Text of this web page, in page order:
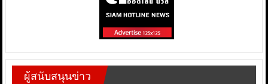
ผู้สนับสนุนข่าว